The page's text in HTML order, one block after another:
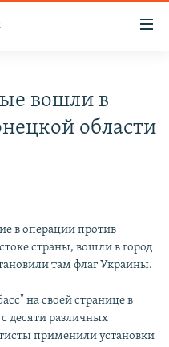
вошли в
области
в операции против
страны, вошли в город
там флаг Украины.
на своей странице в
десяти различных
применили установки